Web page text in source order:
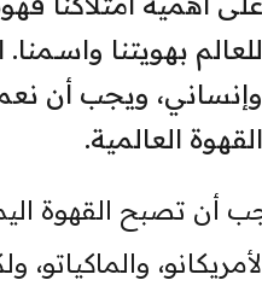
للعالم بهويتنا
وإنساني، ويجب أن
القهوة العالمية.
أن تصبح القهوة